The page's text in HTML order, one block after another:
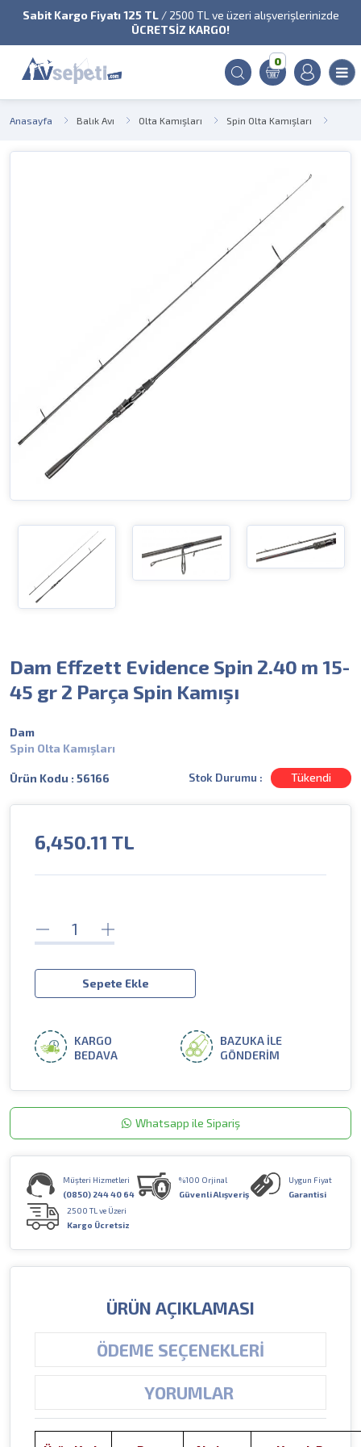
Sabit Kargo Fiyatı 125 TL/ 2500 TL ve üzeri alışverişlerinizde
ÜCRETSİZ KARGO!
0
Anasayfa Balık Avı Olta Kamışları Spin Olta Kamışları
Dam Effzett Evidence Spin 2.40 m 15-
45 gr 2 Parça Spin Kamışı
Dam
Spin Olta Kamışları
Ürün Kodu : 56166 Stok Durumu : Tükendi
6,450.11 TL
Sepete Ekle
KARGO
BEDAVA
BAZUKA İLE
GÖNDERİM
Whatsapp ile Sipariş
Müşteri Hizmetleri
(0850) 244 40 64
%100 Orjinal
Güvenli Alışveriş
Uygun Fiyat
Garantisi
2500 TL ve Üzeri
Kargo Ücretsiz
ÜRÜN AÇIKLAMASI
ÖDEME SEÇENEKLERI
YORUMLAR